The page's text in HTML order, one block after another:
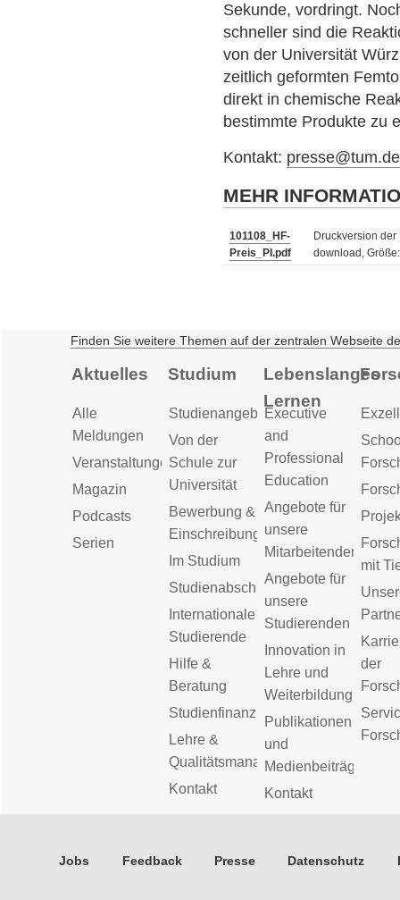
Sekunde, vordringt.
schneller sind die
von der Universität
zeitlich geformten
direkt in chemische
bestimmte Produkte zu
Kontakt: presse@tum.de
MEHR
101108_HF-
Preis_PI.pdf
Druckversion
download,
Finden Sie weitere Themen auf der zentralen Webseite
Aktuelles
Alle
Meldungen
Veranstaltungen
Magazin
Podcasts
Serien
Studium
Studienangebot
Von der
Schule zur
Universität
Bewerbung &
Einschreibung
Im Studium
Studienabschluss
Internationale
Studierende
Hilfe &
Beratung
Studienfinanzierung
Lehre &
Qualitätsmanagement
Kontakt
Lebenslanges
Lernen
Executive
and
Professional
Education
Angebote für
unsere
Mitarbeitenden
Angebote für
unsere
Studierenden
Innovation in
Lehre und
Weiterbildung
Publikationen
und
Medienbeiträge
Kontakt
mit
der
Jobs Feedback Presse Datenschutz